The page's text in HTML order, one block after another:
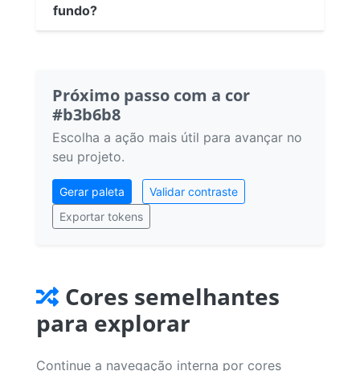
fundo?
Próximo passo com a cor
#b3b6b8
Escolha a ação mais útil para avançar no
seu projeto.
Gerar paleta
Validar contraste
Exportar tokens
Cores semelhantes
para explorar
Continue a navegação interna por cores